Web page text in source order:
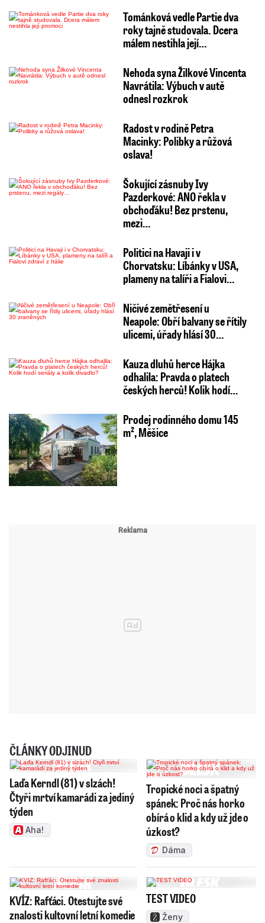
Tománková vedle Partie dva
roky tajně studovala. Dcera
málem nestihla její…
Nehoda syna Žilkové Vincenta
Navrátila: Výbuch v autě
odnesl rozkrok
Radost v rodině Petra
Macinky: Polibky a růžová
oslava!
Šokující zásnuby Ivy
Pazderkové: ANO řekla v
obchoďáku! Bez prstenu,
mezi…
Politici na Havaji i v
Chorvatsku: Líbánky v USA,
plameny na talíři a Fialovi…
Ničivé zemětřesení u
Neapole: Obří balvany se řítily
ulicemi, úřady hlásí 30…
Kauza dluhů herce Hájka
odhalila: Pravda o platech
českých herců! Kolik hodí…
Prodej rodinného domu 145
m², Měšice
ČLÁNKY ODJINUD
Laďa Kerndl (81) v slzách!
Čtyři mrtví kamarádi za jediný
týden
Aha!
Tropické noci a špatný
spánek: Proč nás horko
obírá o klid a kdy už jde o
úzkost?
Dáma
KVÍZ: Rafťáci. Otestujte své
znalosti kultovní letní komedie
TEST VIDEO
Ženy